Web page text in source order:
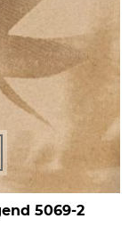
5069-2